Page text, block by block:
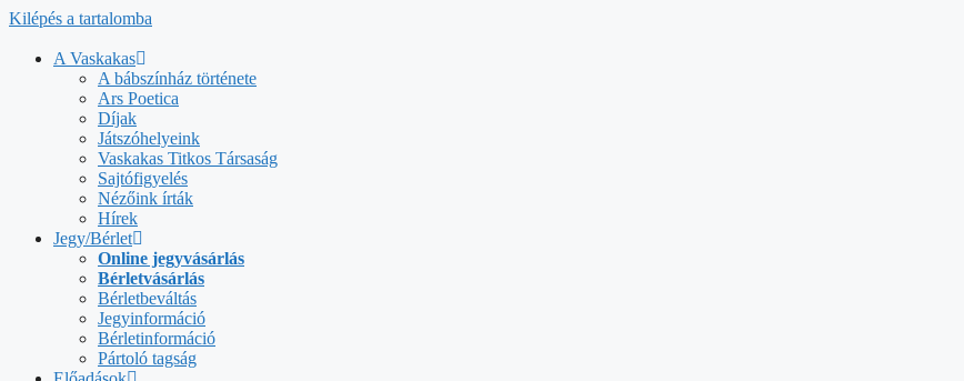
Kilépés a tartalomba
A Vaskakas
A bábszínház története
Ars Poetica
Díjak
Játszóhelyeink
Vaskakas Titkos Társaság
Sajtófigyelés
Nézőink írták
Hírek
Jegy/Bérlet
Online jegyvásárlás
Bérletvásárlás
Bérletbeváltás
Jegyinformáció
Bérletinformáció
Pártoló tagság